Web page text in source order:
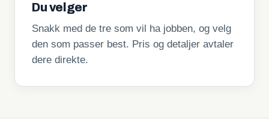
Du velger
Snakk med de tre som vil ha jobben, og velg
den som passer best. Pris og detaljer avtaler
dere direkte.